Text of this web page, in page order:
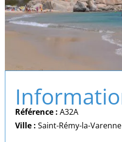
Référence : A32A
Ville : Saint-Rémy-la-